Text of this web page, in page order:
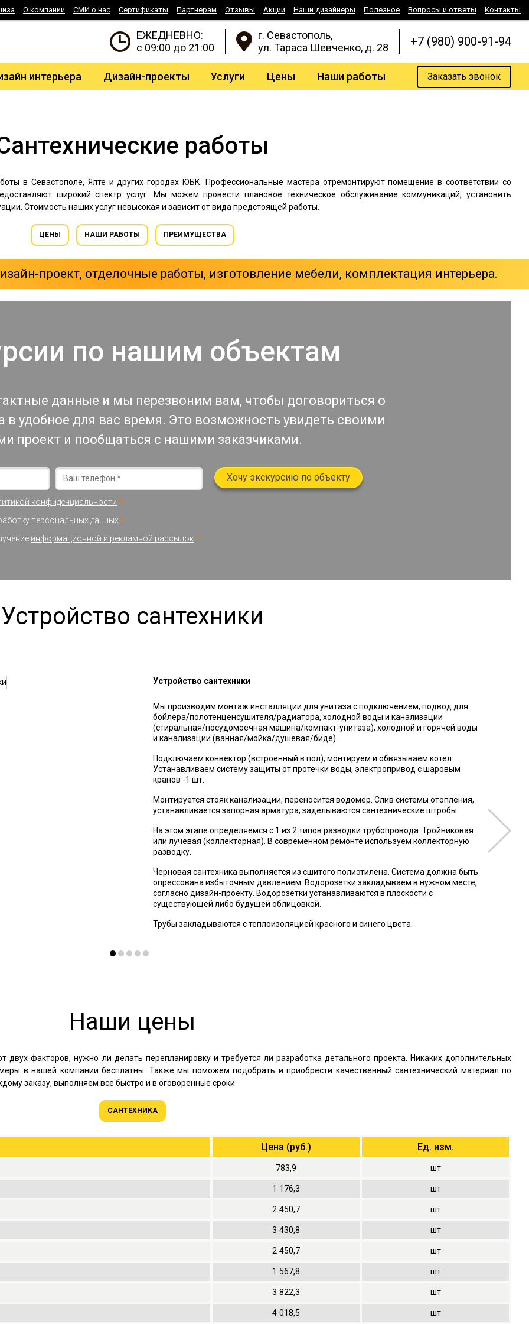
О компании СМИ о нас Сертификаты Партнерам Отзывы Акции Наши дизайнеры Полезное Вопросы и ответы Контакты
ЕЖЕДНЕВНО:
с 09:00 до 21:00
г. Севастополь,
ул. Тараса Шевченко, д. 28
+7 (980) 900-91-94
интерьера Дизайн-проекты Услуги Цены Наши работы Заказать звонок
работы
в Севастополе, Ялте и других городах ЮБК. Профессиональные мастера отремонтируют помещение в соответствии со
широкий спектр услуг. Мы можем провести плановое техническое обслуживание коммуникаций, установить
Стоимость наших услуг невысокая и зависит от вида предстоящей работы.
ЦЕНЫ НАШИ РАБОТЫ ПРЕИМУЩЕСТВА
проект, отделочные работы, изготовление мебели, комплектация интерьера.
по нашим объектам
данные и мы перезвоним вам, чтобы договориться о
в удобное для вас время. Это возможность увидеть своими
проект и пообщаться с нашими заказчиками.
конфиденциальности *
персональных данных *
информационной и рекламной рассылок*
Хочу экскурсию по объекту
Устройство сантехники
Устройство сантехники
Мы производим монтаж инсталляции для унитаза с подключением, подвод для
бойлера/полотенценсушителя/радиатора, холодной воды и канализации
(стиральная/посудомоечная машина/компакт-унитаза), холодной и горячей воды
и канализации (ванная/мойка/душевая/биде).
Подключаем конвектор (встроенный в пол), монтируем и обвязываем котел.
Устанавливаем систему защиты от протечки воды, электропривод с шаровым
кранов -1 шт.
Монтируется стояк канализации, переносится водомер. Слив системы отопления,
устанавливается запорная арматура, заделываются сантехнические штробы.
На этом этапе определяемся с 1 из 2 типов разводки трубопровода. Тройниковая
или лучевая (коллекторная). В современном ремонте используем коллекторную
разводку.
Черновая сантехника выполняется из сшитого полиэтилена. Система должна быть
опрессована избыточным давлением. Водорозетки закладываем в нужном месте,
согласно дизайн-проекту. Водорозетки устанавливаются в плоскости с
существующей либо будущей облицовкой.
Трубы закладываются с теплоизоляцией красного и синего цвета.
Наши цены
факторов, нужно ли делать перепланировку и требуется ли разработка детального проекта. Никаких дополнительных
в нашей компании бесплатны. Также мы поможем подобрать и приобрести качественный сантехнический материал по
заказу, выполняем все быстро и в оговоренные сроки.
САНТЕХНИКА
Цена (руб.) Ед. изм.
783,9 шт
1 176,3 шт
2 450,7 шт
3 430,8 шт
2 450,7 шт
1 567,8 шт
3 822,3 шт
4 018,5 шт